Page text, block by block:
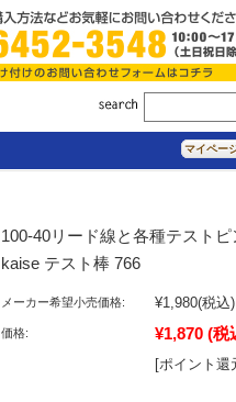
マイペー
100-40リード線と各種テスト
kaise テスト棒 766
メーカー希望小売価格: ¥1,980(税込)
価格: ¥1,870 (税
[ポイント還